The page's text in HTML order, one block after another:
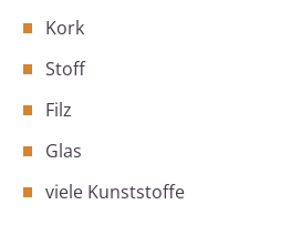
Kork
Stoff
Filz
Glas
viele Kunststoffe